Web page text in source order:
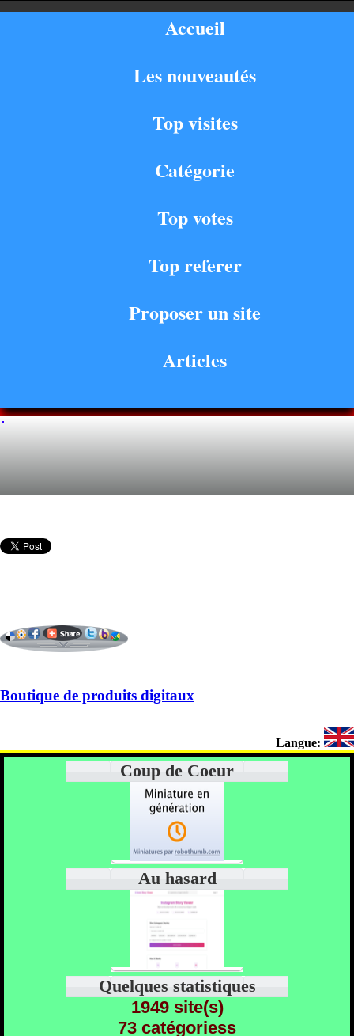
Accueil
Les nouveautés
Top visites
Catégorie
Top votes
Top referer
Proposer un site
Articles
Boutique de produits digitaux
Langue:
Coup de Coeur
Au hasard
Quelques statistiques
1949 site(s)
73 catégoriess